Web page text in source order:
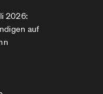
2026:
auf